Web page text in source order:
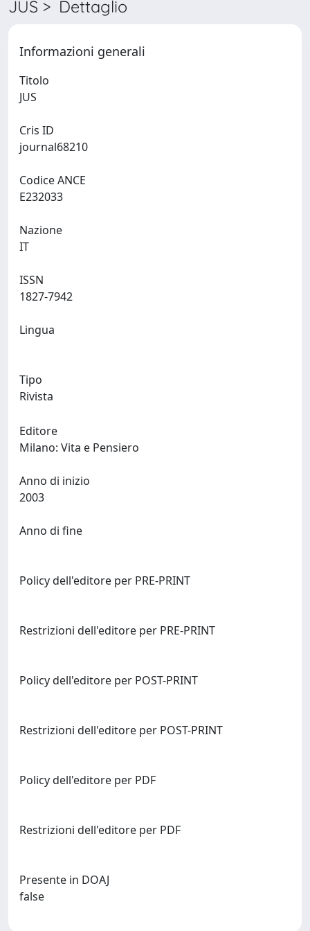
JUS > Dettaglio
Informazioni generali
Titolo
Cris ID
Codice ANCE
Nazione
ISSN
Lingua
Tipo
Rivista
Editore
Anno di inizio
Anno di fine
Policy dell'editore per PRE-PRINT
Restrizioni dell'editore per PRE-PRINT
Policy dell'editore per POST-PRINT
Restrizioni dell'editore per POST-PRINT
Policy dell'editore per PDF
Restrizioni dell'editore per PDF
Presente in DOAJ